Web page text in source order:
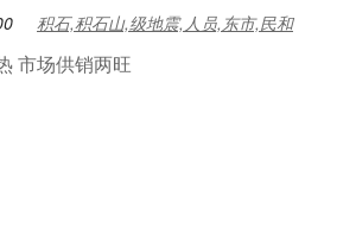
积石,积石山,级地震,人员,东市,民和